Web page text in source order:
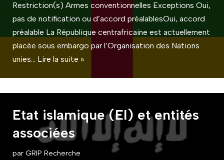
Restriction(s) Armes conventionnelles Exceptions Oui,
pas de notification ou d’accord préalablesOui, accord
préalable La République centrafricaine est actuellement
placée sous embargo par l’Organisation des Nations
unies… Lire la suite »
Etat islamique (EI) et entités
associées
par GRIP Recherche